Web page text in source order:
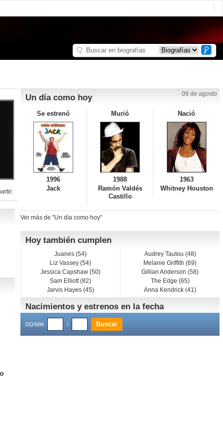
Un día como hoy 09 de agosto
Se estrenó
1996
Jack
Murió
1988
Ramón Valdés
Castillo
Nació
1963
Whitney Houston
Ver más de "Un día como hoy"
Hoy también cumplen
Juanes (54)
Liz Vassey (54)
Jessica Capshaw (50)
Sam Elliott (82)
Jarvis Hayes (45)
Audrey Tautou (48)
Melanie Griffith (69)
Gillian Anderson (58)
The Edge (65)
Anna Kendrick (41)
Nacimientos y estrenos en la fecha
DD/MM /